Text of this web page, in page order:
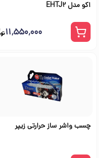
اکو مدل EHTJ2
۱۱٬۵۵۰٬۰۰۰
چسب واشر ساز حرارتی زیپر